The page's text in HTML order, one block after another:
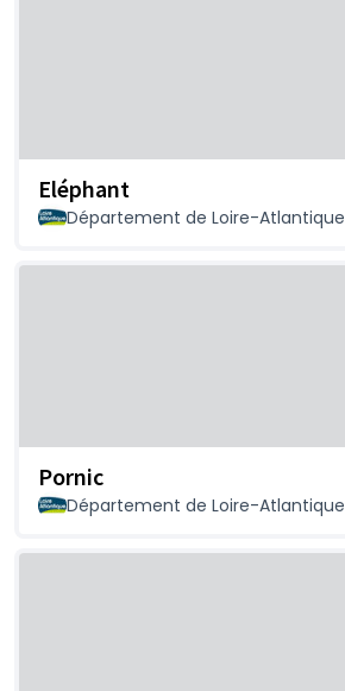
Eléphant
Département de Loire-Atlantique
Pornic
Département de Loire-Atlantique